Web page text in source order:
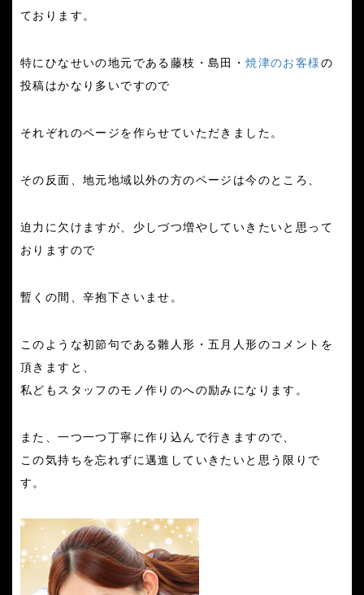
ております。
特にひなせいの地元である藤枝・島田・焼津のお客様の
投稿はかなり多いですので
それぞれのページを作らせていただきました。
その反面、地元地域以外の方のページは今のところ、
迫力に欠けますが、少しづつ増やしていきたいと思って
おりますので
暫くの間、辛抱下さいませ。
このような初節句である雛人形・五月人形のコメントを
頂きますと、
私どもスタッフのモノ作りのへの励みになります。
また、一つ一つ丁寧に作り込んで行きますので、
この気持ちを忘れずに邁進していきたいと思う限りで
す。